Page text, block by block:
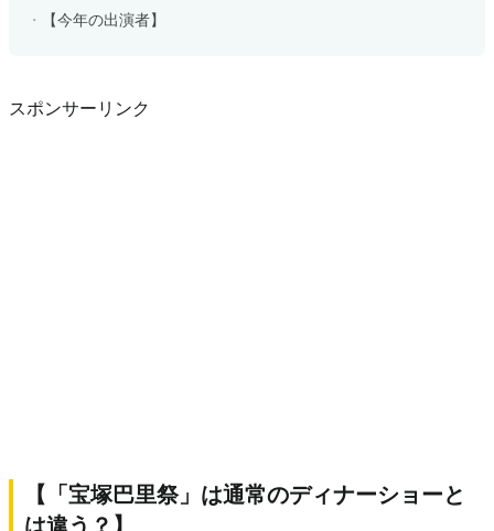
【今年の出演者】
スポンサーリンク
【「宝塚巴里祭」は通常のディナーショーと
は違う？】